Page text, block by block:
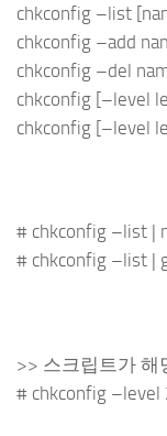
chkconfig –list
chkconfig –add
chkconfig –del
chkconfig [–level
chkconfig [–level
# chkconfig –list |
# chkconfig –list |
>> 스크립트가 해
# chkconfig